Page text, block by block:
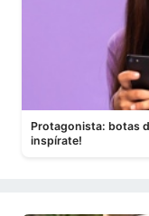
Protagonista: botas
inspírate!